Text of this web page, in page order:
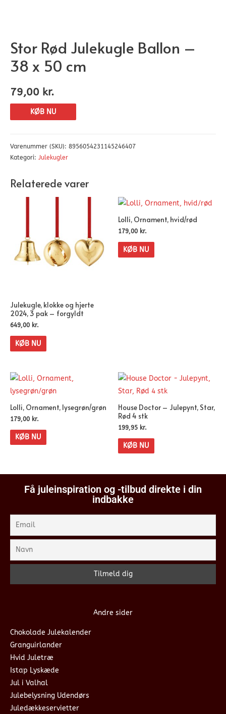
Stor Rød Julekugle Ballon –
38 x 50 cm
79,00 kr.
KØB NU
Varenummer (SKU): 8956054231145246407
Kategori: Julekugler
Relaterede varer
Julekugle, klokke og hjerte
2024, 3 pak – forgyldt
649,00 kr.
KØB NU
Lolli, Ornament, hvid/rød
179,00 kr.
KØB NU
Lolli, Ornament, lysegrøn/grøn
179,00 kr.
KØB NU
House Doctor – Julepynt, Star,
Rød 4 stk
199,95 kr.
KØB NU
Få juleinspiration og -tilbud direkte i din
indbakke
Andre sider
Chokolade Julekalender
Granguirlander
Hvid Juletræ
Istap Lyskæde
Jul i Valhal
Julebelysning Udendørs
Juledækkeservietter